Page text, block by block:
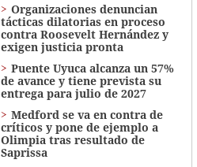
Organizaciones denuncian
tácticas dilatorias en proceso
contra Roosevelt Hernández y
exigen justicia pronta
Puente Uyuca alcanza un 57%
de avance y tiene prevista su
entrega para julio de 2027
Medford se va en contra de
críticos y pone de ejemplo a
Olimpia tras resultado de
Saprissa